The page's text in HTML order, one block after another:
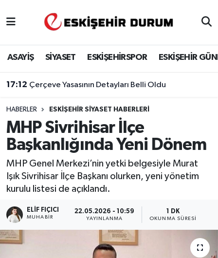
ASAYİŞ SİYASET ESKİŞEHİRSPOR ESKİŞEHİR
17:12 Çerçeve Yasasının Detayları Belli Oldu
HABERLER ESKIŞEHIR SIYASET HABERLERI
MHP Sivrihisar İlçe
Başkanlığında Yeni Dönem
MHP Genel Merkezi’nin yetki belgesiyle Murat
Işık Sivrihisar İlçe Başkanı olurken, yeni yönetim
kurulu listesi de açıklandı.
ELIF FIÇICI
MUHABIR
22.05.2026 - 10:59
YAYINLANMA
1 DK
OKUNMA SÜRESI
Eskişehir Hava Durumu
Eskişehir Namaz Vakitleri
Eskişehir Trafik Yoğunluk Haritası
Süper Lig Puan Durumu ve Fikstür
Tüm Manşetler
Son Dakika Haberleri
Haber Arşivi